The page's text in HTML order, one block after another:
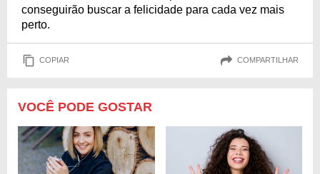
conseguirão buscar a felicidade para cada vez mais
perto.
COPIAR COMPARTILHAR
VOCÊ PODE GOSTAR